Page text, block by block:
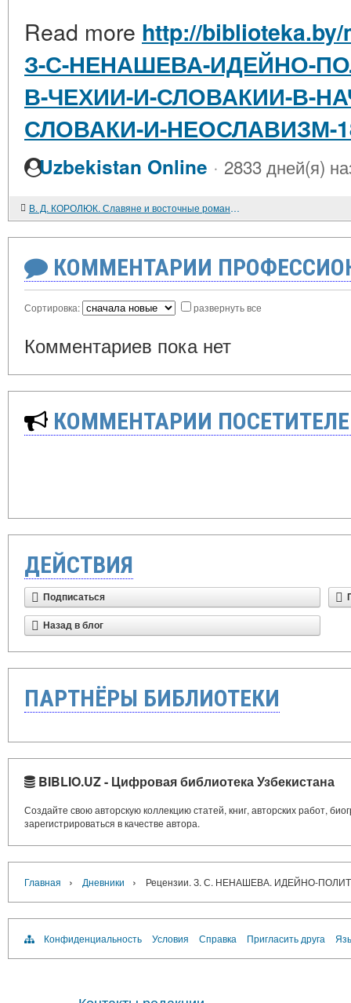
Read more http://
З-С-НЕНАШЕВА-ИДЕЙНО-
В-ЧЕХИИ-И-СЛОВАКИИ-В-
СЛОВАКИ-И-НЕОСЛАВИЗМ-
Uzbekistan Online · 2833 дней(я)
В. Д. КОРОЛЮК. Славяне и восточные романцы в эпоху раннего средневековья. Политическая и этническая история. М. Наука. 1985. 240 с.
КОММЕНТАРИИ
Сортировка: развернуть все
Комментариев пока нет
КОММЕНТАРИИ
ДЕЙСТВИЯ
Подписаться
Назад в блог
ПАРТНЁРЫ БИБЛИОТЕКИ
BIBLIO.UZ - Цифровая библиотека Узбекистана
Создайте свою авторскую коллекцию статей, книг, авторских работ,
зарегистрироваться в качестве автора.
Главная › Дневники › Рецензии. З. С. НЕНАШЕВА. ИДЕЙНО-
Конфиденциальность Условия Справка Пригласить друга